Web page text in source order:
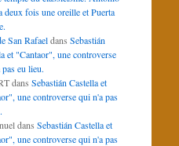
deux fois une oreille et Puerta
San Rafaeldans Sebastián
et "Cantaor", une controverse
eu lieu.
dans Sebastián Castella et
une controverse qui n'a pas
dans Sebastián Castella et
une controverse qui n'a pas